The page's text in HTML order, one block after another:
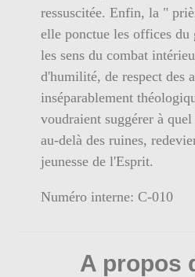
ressuscitée. Enfin, la "
elle ponctue les offices du
les sens du combat
d'humilité, de respect des
inséparablement
voudraient suggérer à
au-delà des ruines,
jeunesse de l'Esprit.
Numéro interne: C-010
A propos